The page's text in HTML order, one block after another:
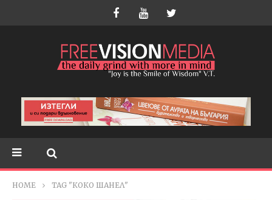
HOME TAG "КОКО ШАНЕЛ"